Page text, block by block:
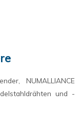
NUMALLIANCE
und -